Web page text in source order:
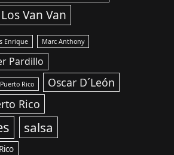
Los Van Van
Enrique Marc Anthony
Pardillo
Rico Oscar D´León
Rico
salsa